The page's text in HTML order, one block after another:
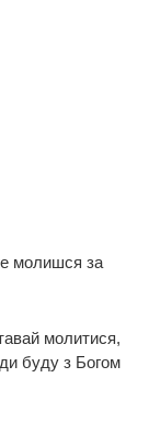
молишся за
молитися,
буду з Богом